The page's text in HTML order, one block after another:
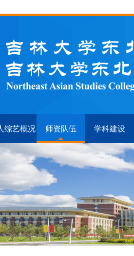
综艺概况 师资队伍 学科建设